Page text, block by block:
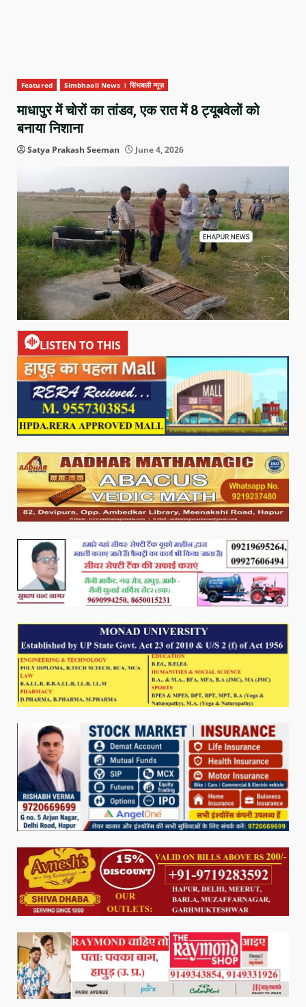
Featured Simbhaoli News । सिंभावली न्यूज़
माधापुर में चोरों का तांडव, एक रात में 8 ट्यूबवेलों को
बनाया निशाना
Satya Prakash Seeman June 4, 2026
LISTEN TO THIS